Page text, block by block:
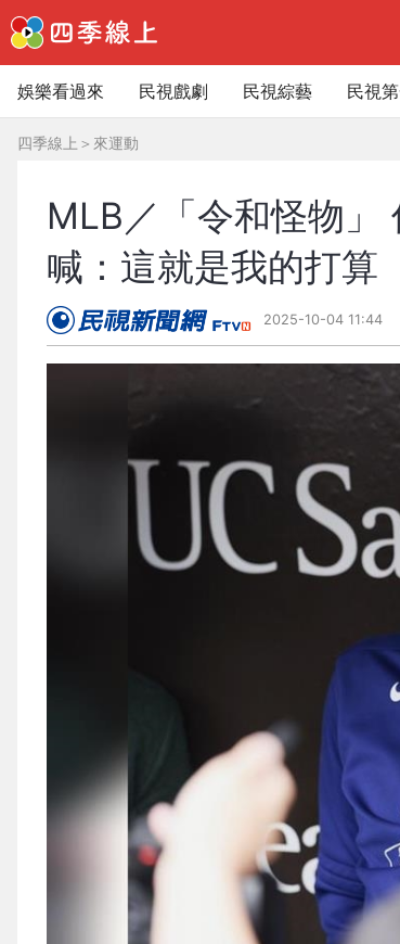
娛樂看過來 民視戲劇 民視綜藝 民視
四季線上 ＞ 來運動
MLB／「令和怪物」
喊：這就是我的打算
2025-10-04 11:44